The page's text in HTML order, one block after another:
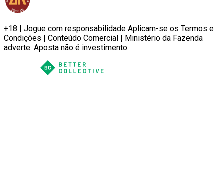
+18 | Jogue com responsabilidade Aplicam-se os Termos e
Condições | Conteúdo Comercial | Ministério da Fazenda
adverte: Aposta não é investimento.